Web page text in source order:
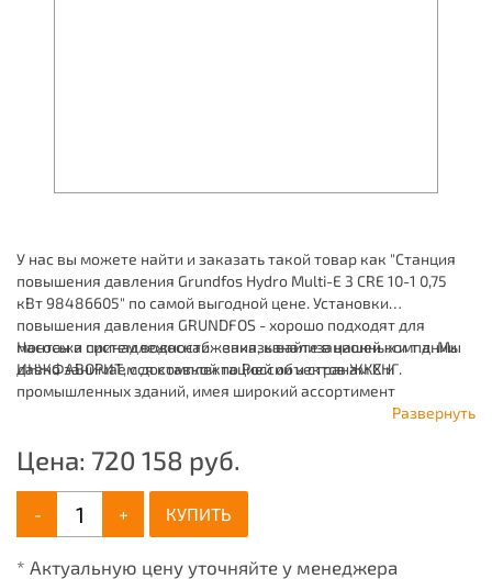
У нас вы можете найти и заказать такой товар как "Станция
повышения давления Grundfos Hydro Multi-E 3 CRE 10-1 0,75
кВт 98486605" по самой выгодной цене. Установки
повышения давления GRUNDFOS - хорошо подходят для
монтажа систем водоснабжения, канализационных и т.д. Мы
давно занимаемся комплектацией объектов ЖКХ и
промышленных зданий, имея широкий ассортимент
Насосы и принадлежности - заказывайте в нашей компании
ИНЖФАВОРИТ, с доставкой по России и странам СНГ.
Развернуть
Цена: 720 158 руб.
- + КУПИТЬ
* Актуальную цену уточняйте у менеджера